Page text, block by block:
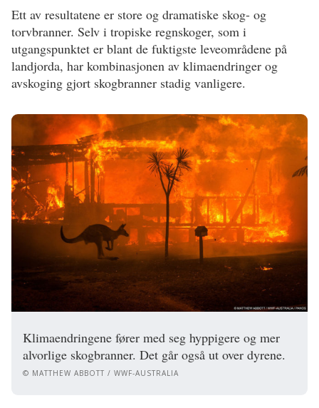
Ett av resultatene er store og dramatiske skog- og
torvbranner. Selv i tropiske regnskoger, som i
utgangspunktet er blant de fuktigste leveområdene på
landjorda, har kombinasjonen av klimaendringer og
avskoging gjort skogbranner stadig vanligere.
Klimaendringene fører med seg hyppigere og mer
alvorlige skogbranner. Det går også ut over dyrene.
© MATTHEW ABBOTT / WWF-AUSTRALIA